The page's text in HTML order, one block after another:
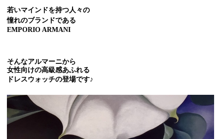
若いマインドを持つ人々の
憧れのブランドである
EMPORIO ARMANI
そんなアルマーニから
女性向けの高級感あふれる
ドレスウォッチの登場です♪